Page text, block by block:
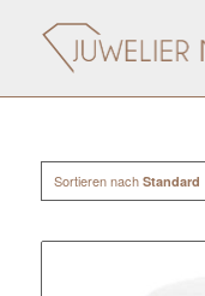
Sortieren nach Standard